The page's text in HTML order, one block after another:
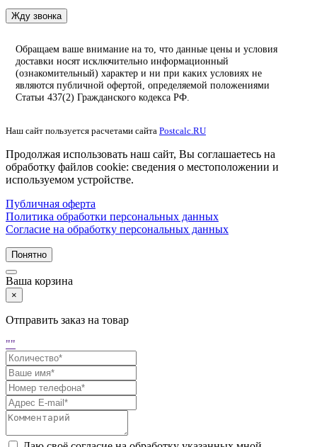
Жду звонка
Обращаем ваше внимание на то, что данные цены и условия
доставки носят исключительно информационный
(ознакомительный) характер и ни при каких условиях не
являются публичной офертой, определяемой положениями
Статьи 437(2) Гражданского кодекса РФ.
Наш сайт пользуется расчетами сайта Postcalc.RU
Продолжая использовать наш сайт, Вы соглашаетесь на
обработку файлов cookie: сведения о местоположении и
используемом устройстве.
Публичная оферта
Политика обработки персональных данных
Согласие на обработку персональных данных
Понятно
Ваша корзина
×
Отправить заказ на товар
""